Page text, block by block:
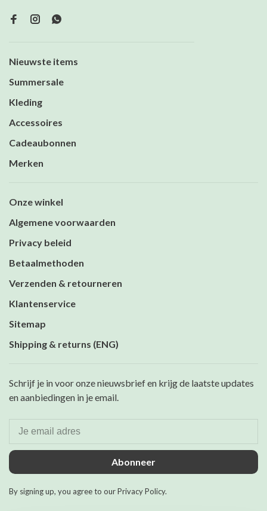
Nieuwste items
Summersale
Kleding
Accessoires
Cadeaubonnen
Merken
Onze winkel
Algemene voorwaarden
Privacy beleid
Betaalmethoden
Verzenden & retourneren
Klantenservice
Sitemap
Shipping & returns (ENG)
Schrijf je in voor onze nieuwsbrief en krijg de laatste updates
en aanbiedingen in je email.
Abonneer
By signing up, you agree to our Privacy Policy.